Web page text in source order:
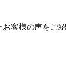
客様の声をご紹